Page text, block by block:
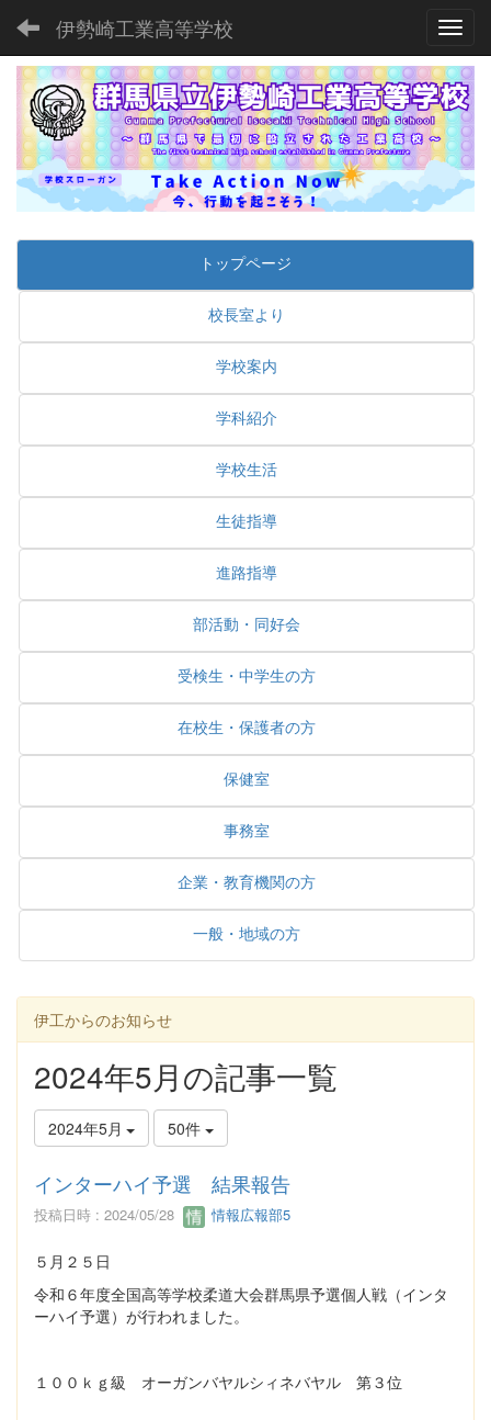
伊勢崎工業高等学校
トップページ
校長室より
学校案内
学科紹介
学校生活
生徒指導
進路指導
部活動・同好会
受検生・中学生の方
在校生・保護者の方
保健室
事務室
企業・教育機関の方
一般・地域の方
伊工からのお知らせ
2024年5月の記事一覧
2024年5月 50件
インターハイ予選 結果報告
投稿日時 : 2024/05/28 情報広報部5
５月２５日
令和６年度全国高等学校柔道大会群馬県予選個人戦（インタ
ーハイ予選）が行われました。
１００ｋｇ級 オーガンバヤルシィネバヤル 第３位